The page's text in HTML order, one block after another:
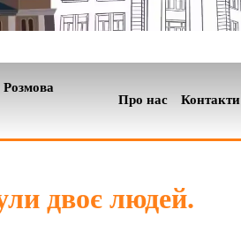
Розмова
Про нас Контакти
двоє людей.